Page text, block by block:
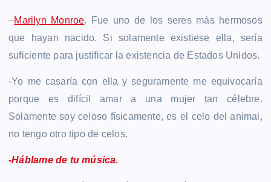
–Marilyn Monroe. Fue uno de los seres más hermosos
que hayan nacido. Si solamente existiese ella, sería
suficiente para justificar la existencia de Estados Unidos.
-Yo me casaría con ella y seguramente me equivocaría
porque es difícil amar a una mujer tan célebre.
Solamente soy celoso físicamente, es el celo del animal,
no tengo otro tipo de celos.
-Háblame de tu música.